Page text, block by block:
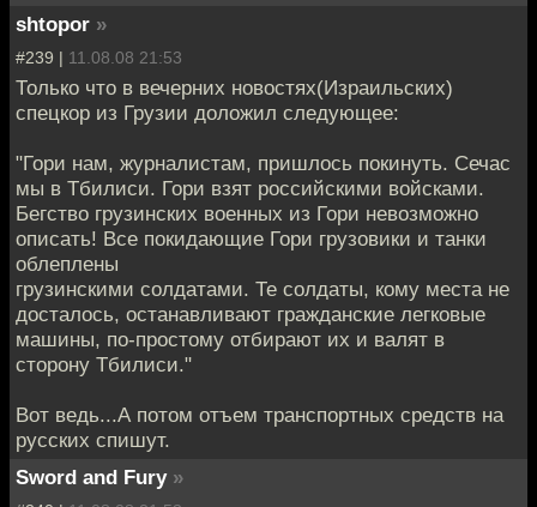
shtopor »
#239 | 11.08.08 21:53
Только что в вечерних новостях(Израильских)
спецкор из Грузии доложил следующее:
"Гори нам, журналистам, пришлось покинуть. Сечас
мы в Тбилиси. Гори взят российскими войсками.
Бегство грузинских военных из Гори невозможно
описать! Все покидающие Гори грузовики и танки
облеплены
грузинскими солдатами. Те солдаты, кому места не
досталось, останавливают гражданские легковые
машины, по-простому отбирают их и валят в
сторону Тбилиси."
Вот ведь...А потом отъем транспортных средств на
русских спишут.
Sword and Fury »